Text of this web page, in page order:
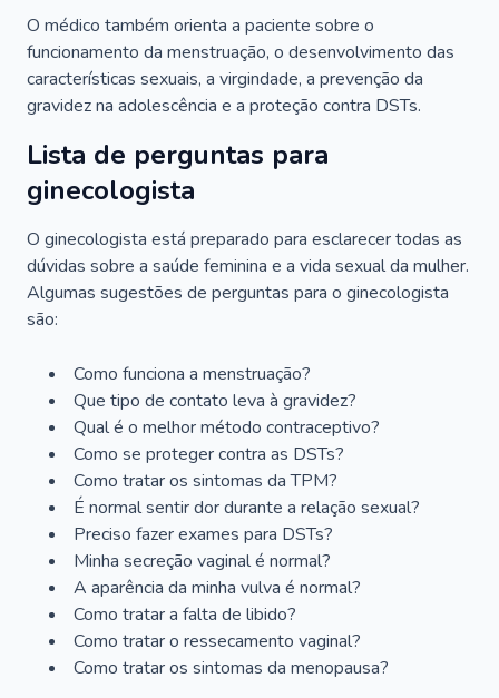
O médico também orienta a paciente sobre o
funcionamento da menstruação, o desenvolvimento das
características sexuais, a virgindade, a prevenção da
gravidez na adolescência e a proteção contra DSTs.
Lista de perguntas para
ginecologista
O ginecologista está preparado para esclarecer todas as
dúvidas sobre a saúde feminina e a vida sexual da mulher.
Algumas sugestões de perguntas para o ginecologista
são:
Como funciona a menstruação?
Que tipo de contato leva à gravidez?
Qual é o melhor método contraceptivo?
Como se proteger contra as DSTs?
Como tratar os sintomas da TPM?
É normal sentir dor durante a relação sexual?
Preciso fazer exames para DSTs?
Minha secreção vaginal é normal?
A aparência da minha vulva é normal?
Como tratar a falta de libido?
Como tratar o ressecamento vaginal?
Como tratar os sintomas da menopausa?